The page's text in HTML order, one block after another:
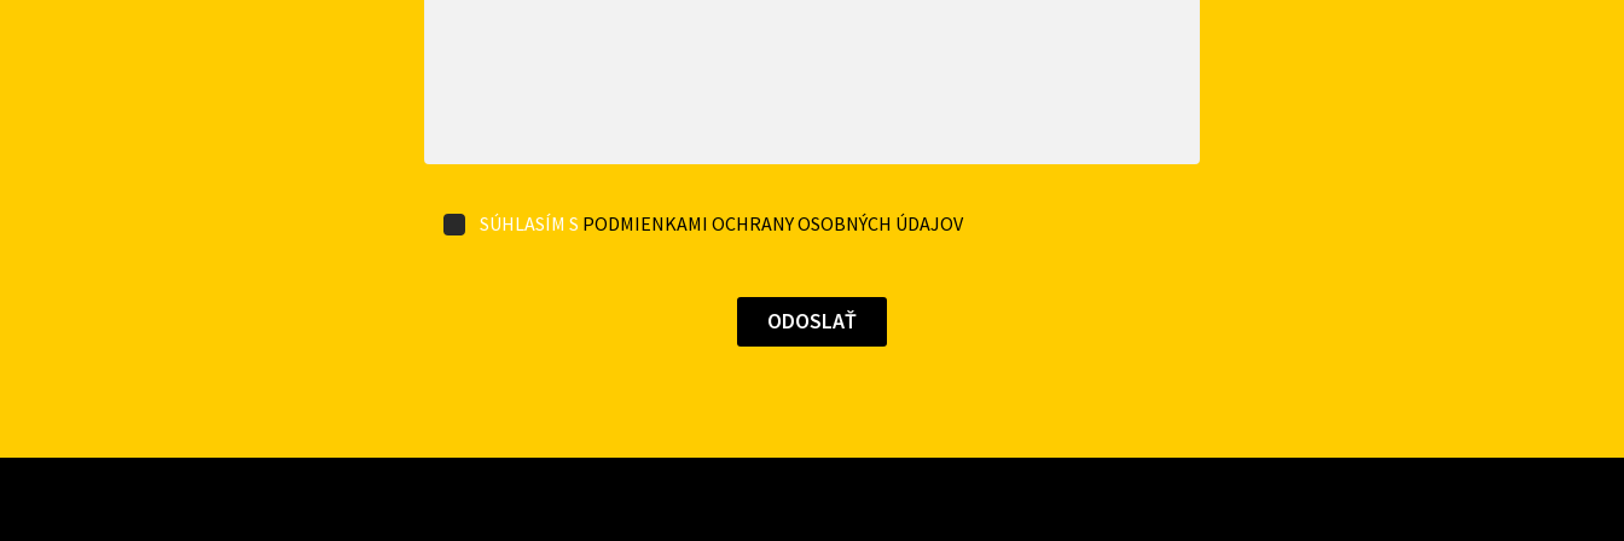
SÚHLASÍM S PODMIENKAMI OCHRANY OSOBNÝCH ÚDAJOV